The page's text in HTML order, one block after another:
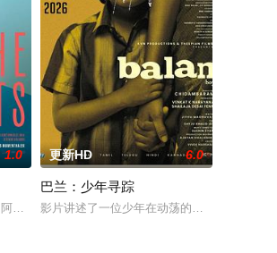
踏上神山探寻“温暖”之谜的旅程。他在“恐惧之兽
挚友雅斯敏牵线搭桥，为她安排相亲。原来，雅
1.0
根廷造型师丽娜在瑞士的一场颁奖典礼后，被一
更新HD 6.0
巴兰：少年寻踪
影片讲述了一位少年在动荡的童年中长大，